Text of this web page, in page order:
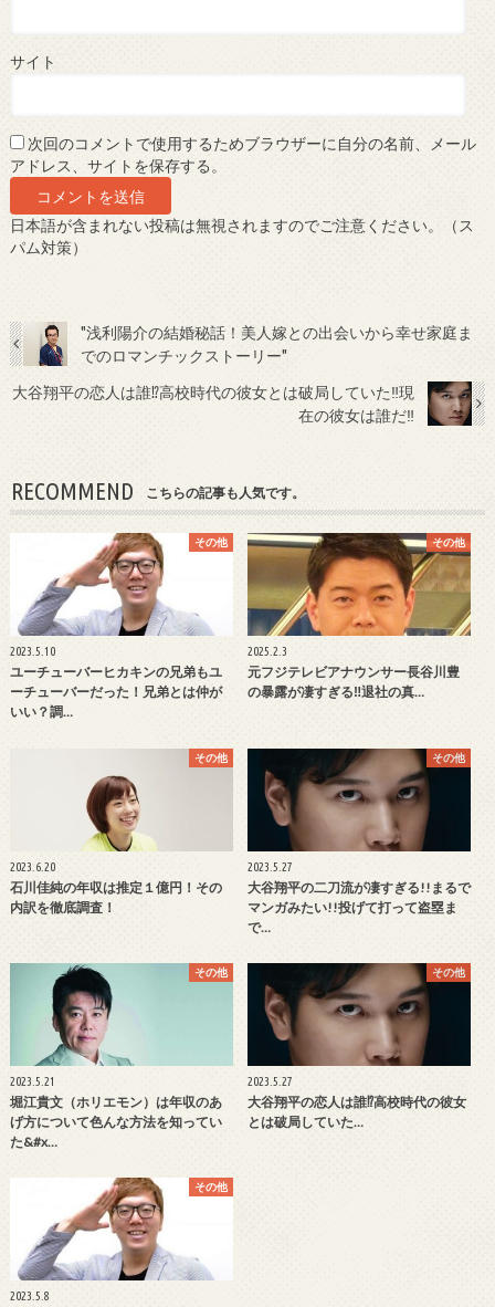
サイト
次回のコメントで使用するためブラウザーに自分の名前、メール
アドレス、サイトを保存する。
日本語が含まれない投稿は無視されますのでご注意ください。（ス
パム対策）
"浅利陽介の結婚秘話！美人嫁との出会いから幸せ家庭ま
でのロマンチックストーリー"
大谷翔平の恋人は誰⁉高校時代の彼女とは破局していた‼現
在の彼女は誰だ‼
RECOMMEND こちらの記事も人気です。
その他
2023.5.10
ユーチューバーヒカキンの兄弟もユ
ーチューバーだった！兄弟とは仲が
いい？調…
その他
2025.2.3
元フジテレビアナウンサー長谷川豊
の暴露が凄すぎる‼退社の真…
その他
2023.6.20
石川佳純の年収は推定１億円！その
内訳を徹底調査！
その他
2023.5.27
大谷翔平の二刀流が凄すぎる!!まるで
マンガみたい!!投げて打って盗塁ま
で…
その他
2023.5.21
堀江貴文（ホリエモン）は年収のあ
げ方について色んな方法を知ってい
た&#x…
その他
2023.5.27
大谷翔平の恋人は誰⁉高校時代の彼女
とは破局していた…
その他
2023.5.8